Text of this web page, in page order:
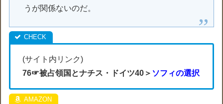
うが関係ないのだ。
(サイト内リンク)
76☞被占領国とナチス・ドイツ40＞ ソフィの選択